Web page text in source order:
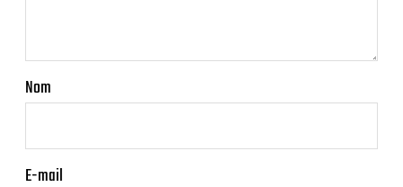
Nom
E-mail